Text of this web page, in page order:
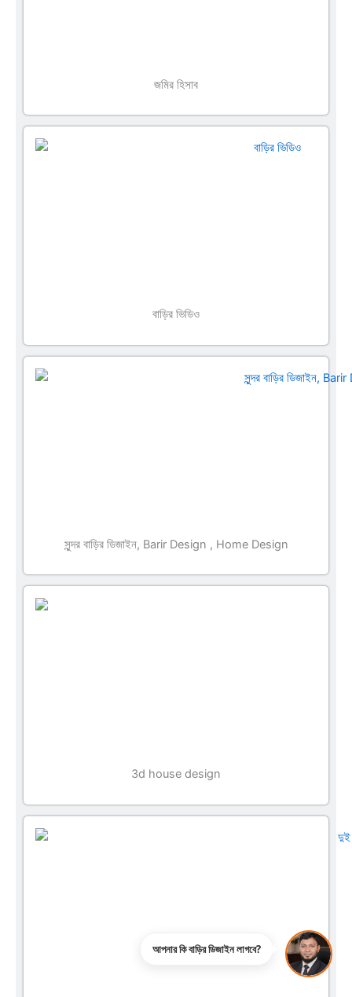
জমির হিসাব
বাড়ির ভিডিও
সুন্দর বাড়ির ডিজাইন, Barir Design , Home Design
3d house design
আপনার কি বাড়ির ডিজাইন লাগবে?